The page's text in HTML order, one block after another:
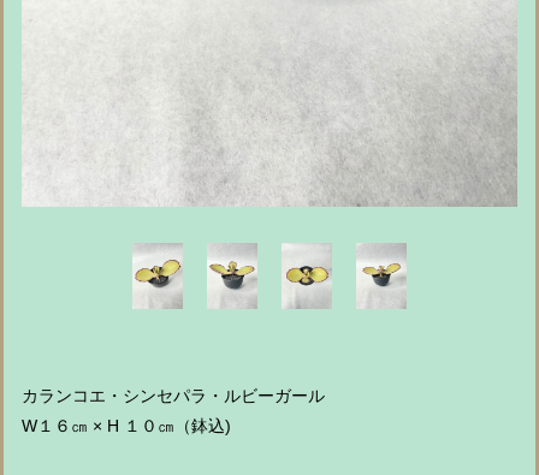
カランコエ・シンセパラ・ルビーガール
W１６㎝ × H １０㎝（鉢込)